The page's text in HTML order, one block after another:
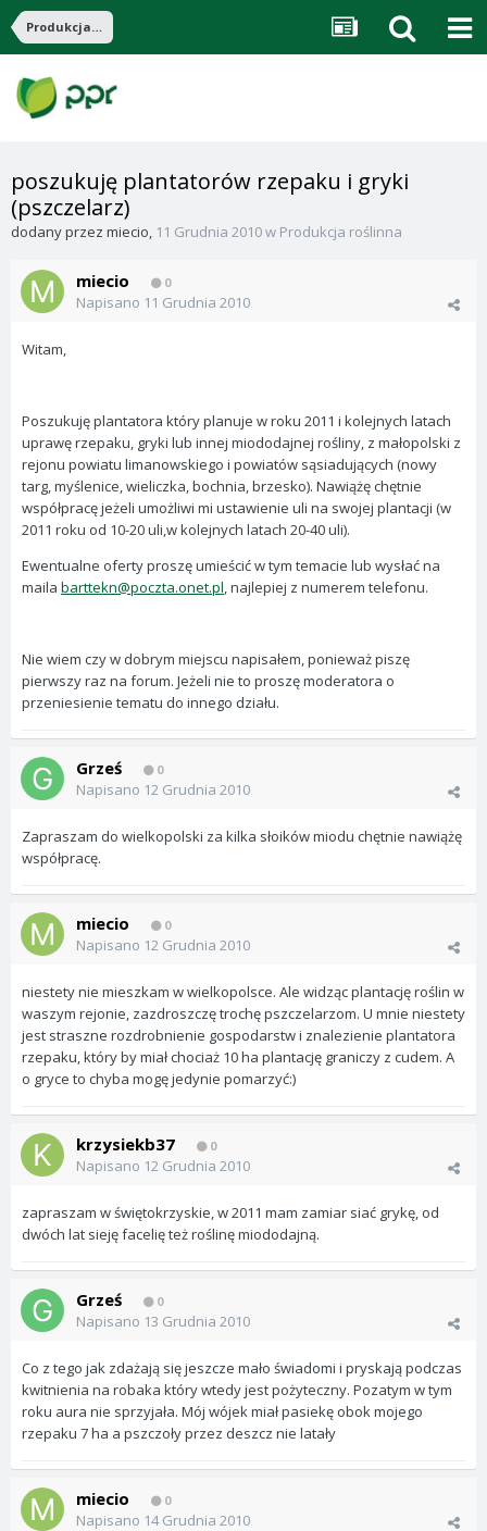
Produkcja roślinna
poszukuję plantatorów rzepaku i gryki
(pszczelarz)
dodany przez miecio, 11 Grudnia 2010w Produkcja roślinna
miecio 0
Napisano 11 Grudnia 2010
Witam,
Poszukuję plantatora który planuje w roku 2011 i kolejnych latach
uprawę rzepaku, gryki lub innej miododajnej rośliny, z małopolski z
rejonu powiatu limanowskiego i powiatów sąsiadujących (nowy
targ, myślenice, wieliczka, bochnia, brzesko). Nawiążę chętnie
współpracę jeżeli umożliwi mi ustawienie uli na swojej plantacji (w
2011 roku od 10-20 uli,w kolejnych latach 20-40 uli).
Ewentualne oferty proszę umieścić w tym temacie lub wysłać na
maila barttekn@poczta.onet.pl, najlepiej z numerem telefonu.
Nie wiem czy w dobrym miejscu napisałem, ponieważ piszę
pierwszy raz na forum. Jeżeli nie to proszę moderatora o
przeniesienie tematu do innego działu.
Grześ 0
Napisano 12 Grudnia 2010
Zapraszam do wielkopolski za kilka słoików miodu chętnie nawiążę
współpracę.
miecio 0
Napisano 12 Grudnia 2010
niestety nie mieszkam w wielkopolsce. Ale widząc plantację roślin w
waszym rejonie, zazdroszczę trochę pszczelarzom. U mnie niestety
jest straszne rozdrobnienie gospodarstw i znalezienie plantatora
rzepaku, który by miał chociaż 10 ha plantację graniczy z cudem. A
o gryce to chyba mogę jedynie pomarzyć:)
krzysiekb37 0
Napisano 12 Grudnia 2010
zapraszam w świętokrzyskie, w 2011 mam zamiar siać grykę, od
dwóch lat sieję facelię też roślinę miododajną.
Grześ 0
Napisano 13 Grudnia 2010
Co z tego jak zdażają się jeszcze mało świadomi i pryskają podczas
kwitnienia na robaka który wtedy jest pożyteczny. Pozatym w tym
roku aura nie sprzyjała. Mój wójek miał pasiekę obok mojego
rzepaku 7 ha a pszczoły przez deszcz nie latały
miecio 0
Napisano 14 Grudnia 2010